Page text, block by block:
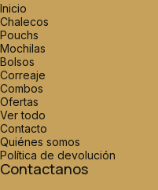
Inicio
Chalecos
Pouchs
Mochilas
Bolsos
Correaje
Combos
Ofertas
Ver todo
Contacto
Quiénes somos
Política de devolución
Contactanos